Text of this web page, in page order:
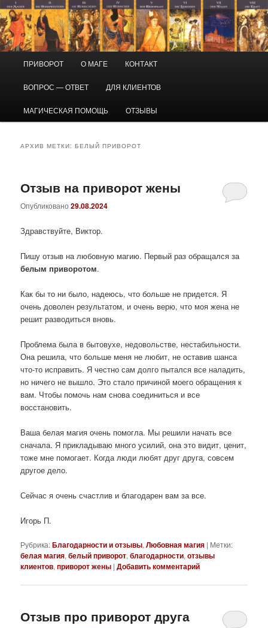
Перейти
к
основному
содержимому
Перейти
к
дополнительному
содержимому
Приворот и магическая помощь
Маг Виктор
ПРИВОРОТ О МАГЕ КОНТАКТ
ВОПРОС — ОТВЕТ ДЛЯ КЛИЕНТОВ
МАГИЧЕСКАЯ ПОМОЩЬ ОТЗЫВЫ
АРХИВ МЕТКИ:БЕЛЫЙ ПРИВОРОТ
Отзыв на приворот жены
Опубликовано29.08.2024
Здравствуйте, Виктор.
Пишу отзыв на любовную магию. Первый раз обращался за
белым приворотом.
Как бы то ни было, надеюсь, что больше не придется. Я
очень доволен результатом, и очень верю, что моя жена не
решит разводиться вновь.
Проблема была в бытовухе, недовольстве, нестабильности.
Она решила, что больше меня не любит, не оставив шанса
что-то исправить. Я честно сам долго пытался все наладить,
но ничего не вышло. Это стало причиной моего обращения к
вам. Чтобы помочь нам снова соединиться и все
восстановить.
Ваша белая магия очень помогла. Мы решили начать все
сначала. Я прикладываю много усилий, она это видит, ценит,
тоже мне помогает. Когда люди любят друг друга, совсем
другое дело.
Сейчас я очень счастлив и благодарен вам за все.
Игорь П.
Рубрика:Благодарности и отзывы,Любовная магия | Метки:
белая магия,белый приворот,благодарности,отзывы
клиентов,приворот жены |Добавить комментарий
Отзыв про приворот друга